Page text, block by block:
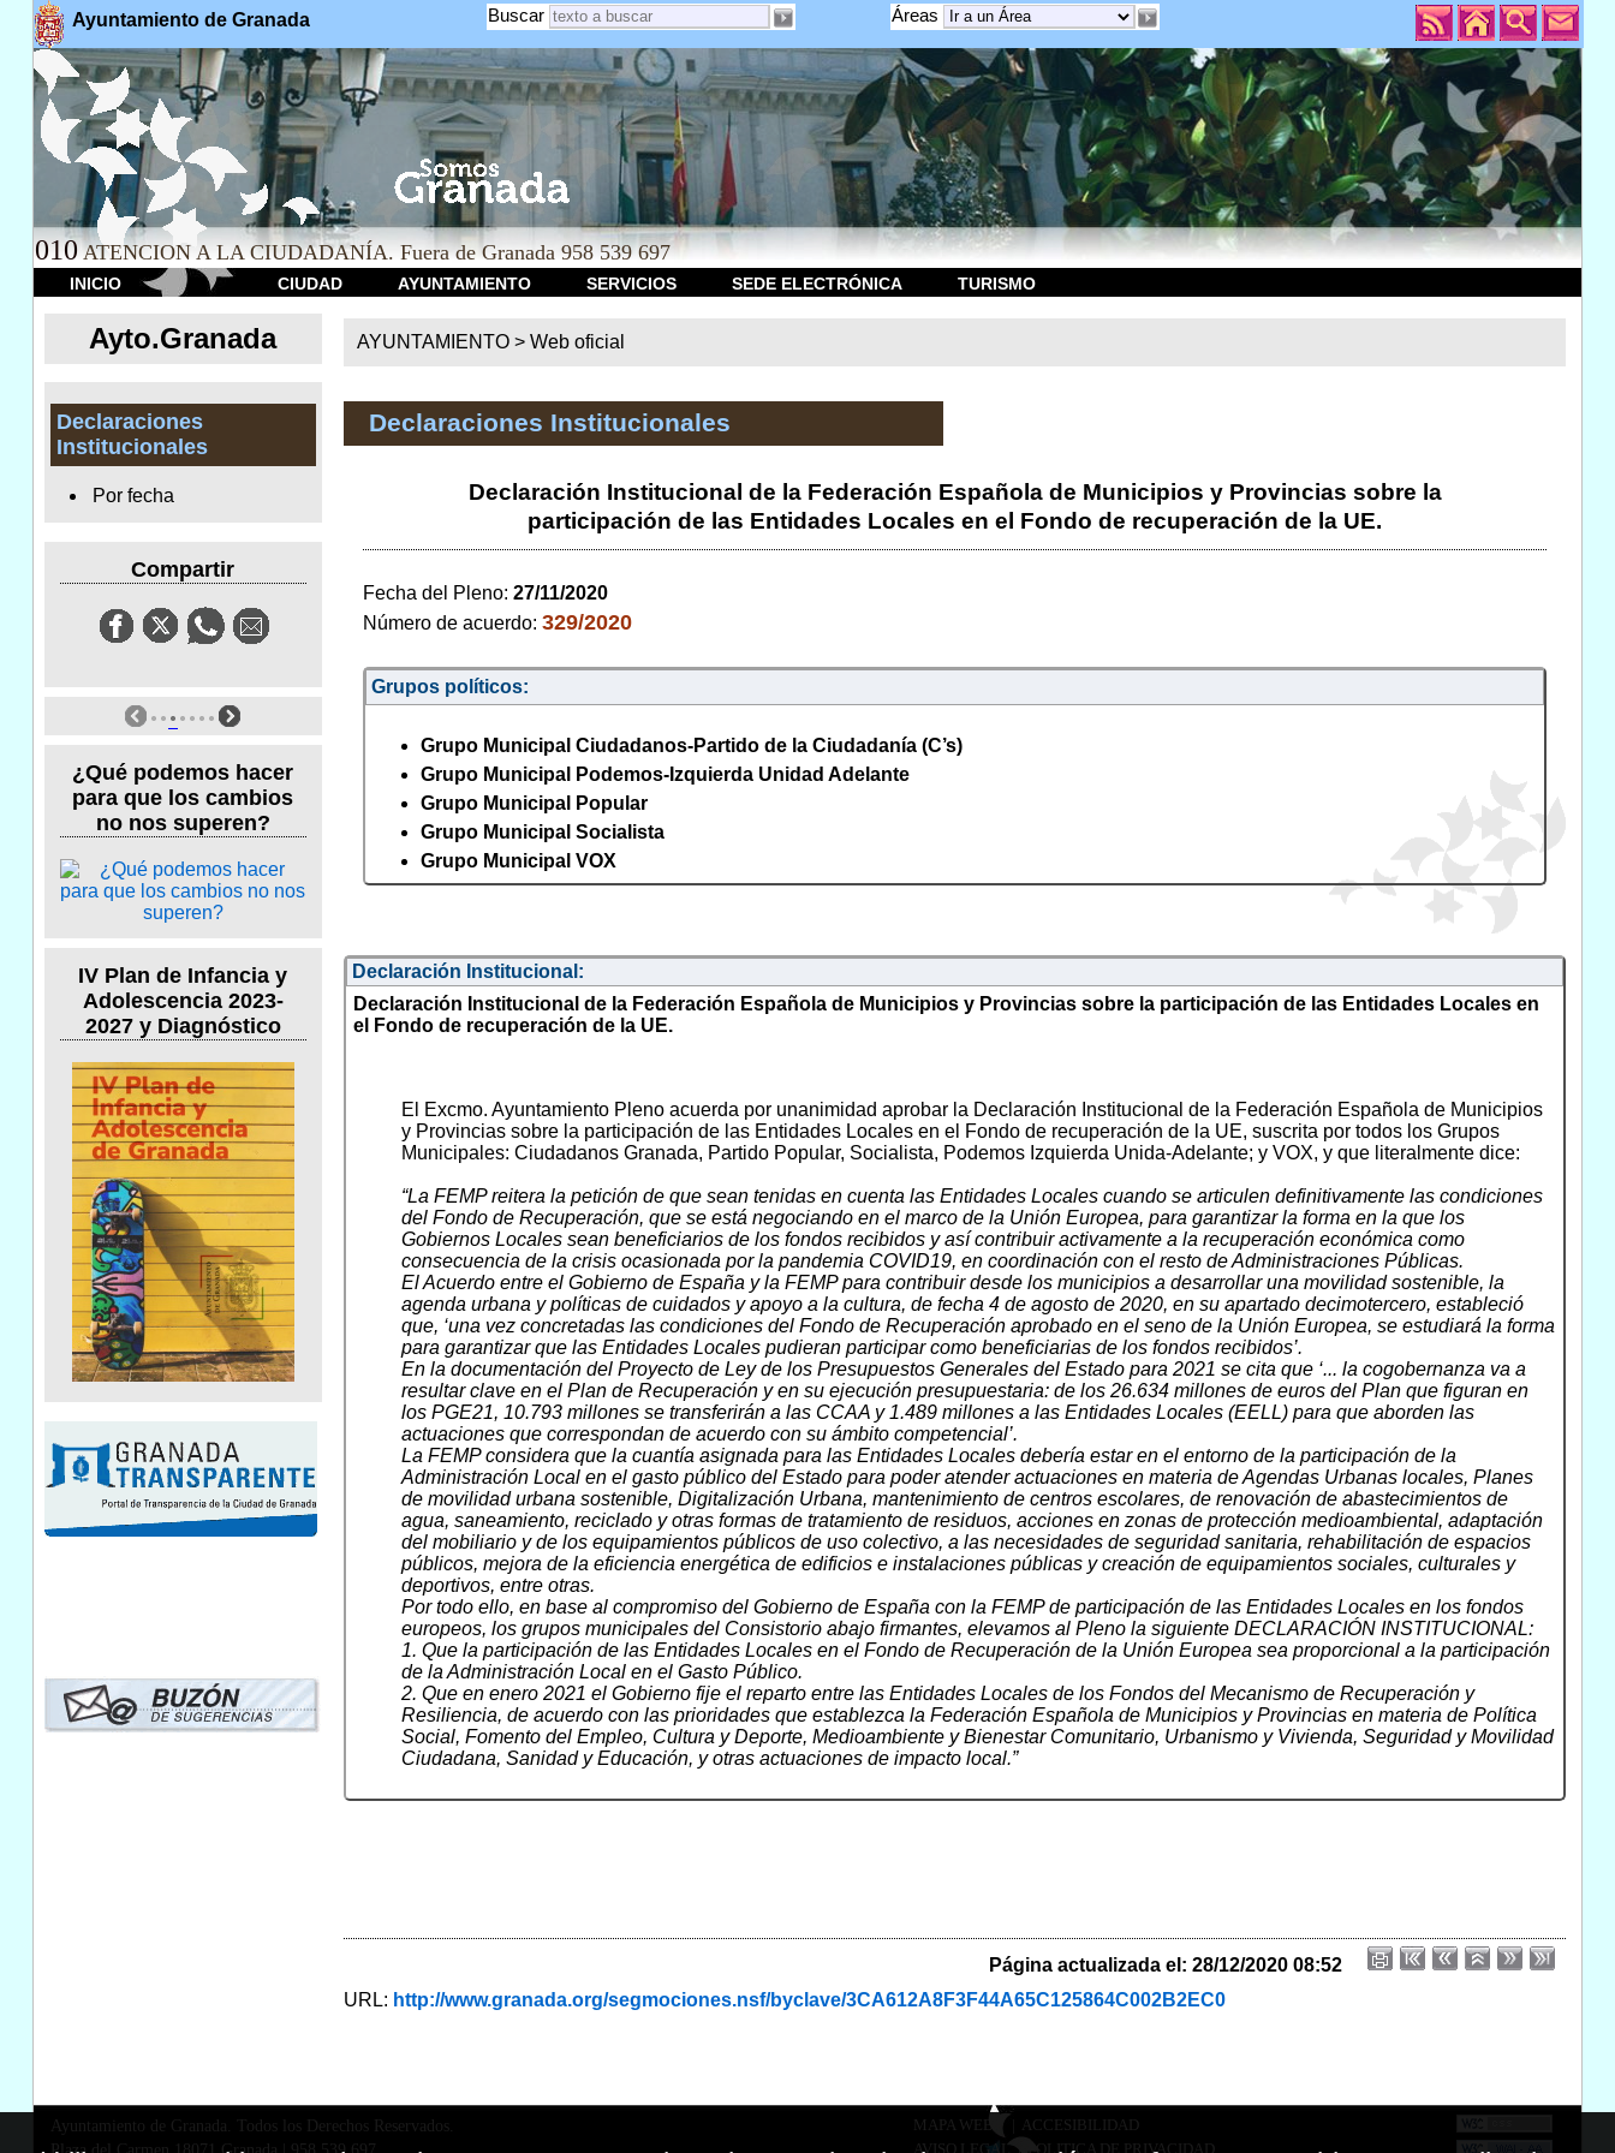
Ayuntamiento de Granada Áreas
Buscar
010 ATENCION A LA CIUDADANÍA. Fuera de Granada 958 539 697
INICIO CIUDAD AYUNTAMIENTO SERVICIOS SEDE ELECTRÓNICA TURISMO
Ayto.Granada
Declaraciones
Institucionales
Por fecha
Compartir
¿Qué podemos hacer
para que los cambios
no nos superen?
IV Plan de Infancia y
Adolescencia 2023-
2027 y Diagnóstico
AYUNTAMIENTO > Web oficial
Declaraciones Institucionales
Declaración Institucional de la Federación Española de Municipios y Provincias sobre la
participación de las Entidades Locales en el Fondo de recuperación de la UE.
Fecha del Pleno: 27/11/2020
Número de acuerdo: 329/2020
Grupos políticos:
Grupo Municipal Ciudadanos-Partido de la Ciudadanía (C’s)
Grupo Municipal Podemos-Izquierda Unidad Adelante
Grupo Municipal Popular
Grupo Municipal Socialista
Grupo Municipal VOX
Declaración Institucional:
Declaración Institucional de la Federación Española de Municipios y Provincias sobre la participación de las Entidades Locales en
el Fondo de recuperación de la UE.
El Excmo. Ayuntamiento Pleno acuerda por unanimidad aprobar la Declaración Institucional de la Federación Española de Municipios
y Provincias sobre la participación de las Entidades Locales en el Fondo de recuperación de la UE, suscrita por todos los Grupos
Municipales: Ciudadanos Granada, Partido Popular, Socialista, Podemos Izquierda Unida-Adelante; y VOX, y que literalmente dice:
“La FEMP reitera la petición de que sean tenidas en cuenta las Entidades Locales cuando se articulen definitivamente las condiciones
del Fondo de Recuperación, que se está negociando en el marco de la Unión Europea, para garantizar la forma en la que los
Gobiernos Locales sean beneficiarios de los fondos recibidos y así contribuir activamente a la recuperación económica como
consecuencia de la crisis ocasionada por la pandemia COVID19, en coordinación con el resto de Administraciones Públicas.
El Acuerdo entre el Gobierno de España y la FEMP para contribuir desde los municipios a desarrollar una movilidad sostenible, la
agenda urbana y políticas de cuidados y apoyo a la cultura, de fecha 4 de agosto de 2020, en su apartado decimotercero, estableció
que, ‘una vez concretadas las condiciones del Fondo de Recuperación aprobado en el seno de la Unión Europea, se estudiará la forma
para garantizar que las Entidades Locales pudieran participar como beneficiarias de los fondos recibidos’.
En la documentación del Proyecto de Ley de los Presupuestos Generales del Estado para 2021 se cita que ‘... la cogobernanza va a
resultar clave en el Plan de Recuperación y en su ejecución presupuestaria: de los 26.634 millones de euros del Plan que figuran en
los PGE21, 10.793 millones se transferirán a las CCAA y 1.489 millones a las Entidades Locales (EELL) para que aborden las
actuaciones que correspondan de acuerdo con su ámbito competencial’.
La FEMP considera que la cuantía asignada para las Entidades Locales debería estar en el entorno de la participación de la
Administración Local en el gasto público del Estado para poder atender actuaciones en materia de Agendas Urbanas locales, Planes
de movilidad urbana sostenible, Digitalización Urbana, mantenimiento de centros escolares, de renovación de abastecimientos de
agua, saneamiento, reciclado y otras formas de tratamiento de residuos, acciones en zonas de protección medioambiental, adaptación
del mobiliario y de los equipamientos públicos de uso colectivo, a las necesidades de seguridad sanitaria, rehabilitación de espacios
públicos, mejora de la eficiencia energética de edificios e instalaciones públicas y creación de equipamientos sociales, culturales y
deportivos, entre otras.
Por todo ello, en base al compromiso del Gobierno de España con la FEMP de participación de las Entidades Locales en los fondos
europeos, los grupos municipales del Consistorio abajo firmantes, elevamos al Pleno la siguiente DECLARACIÓN INSTITUCIONAL:
1. Que la participación de las Entidades Locales en el Fondo de Recuperación de la Unión Europea sea proporcional a la participación
de la Administración Local en el Gasto Público.
2. Que en enero 2021 el Gobierno fije el reparto entre las Entidades Locales de los Fondos del Mecanismo de Recuperación y
Resiliencia, de acuerdo con las prioridades que establezca la Federación Española de Municipios y Provincias en materia de Política
Social, Fomento del Empleo, Cultura y Deporte, Medioambiente y Bienestar Comunitario, Urbanismo y Vivienda, Seguridad y Movilidad
Ciudadana, Sanidad y Educación, y otras actuaciones de impacto local.”
Página actualizada el: 28/12/2020 08:52
URL: http://www.granada.org/segmociones.nsf/byclave/3CA612A8F3F44A65C125864C002B2EC0
Ayuntamiento de Granada. Todos los Derechos Reservados.
MAPA WEB |
ACCESIBILIDAD
AVISO LEGAL| POLITICA DE PRIVACIDAD